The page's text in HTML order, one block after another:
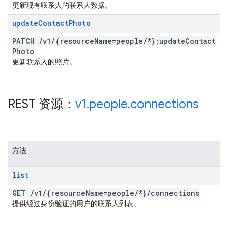
更新现有联系人的联系人数据。
updateContactPhoto
PATCH /v1 /{resourceName=people/*}:updateContact
Photo
更新联系人的照片。
REST 资源： v1.people.connections
方法
list
GET /v1 /{resourceName=people/*}/connections
提供经过身份验证的用户的联系人列表。